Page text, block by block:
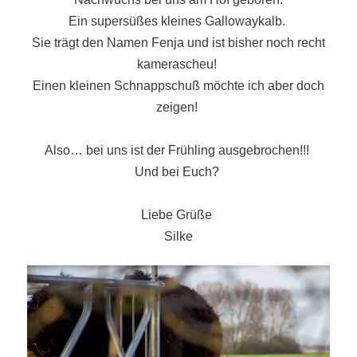
Ein supersüßes kleines Gallowaykalb.
Sie trägt den Namen Fenja und ist bisher noch recht
kamerascheu!
Einen kleinen Schnappschuß möchte ich aber doch
zeigen!
Also… bei uns ist der Frühling ausgebrochen!!!
Und bei Euch?
Liebe Grüße
Silke